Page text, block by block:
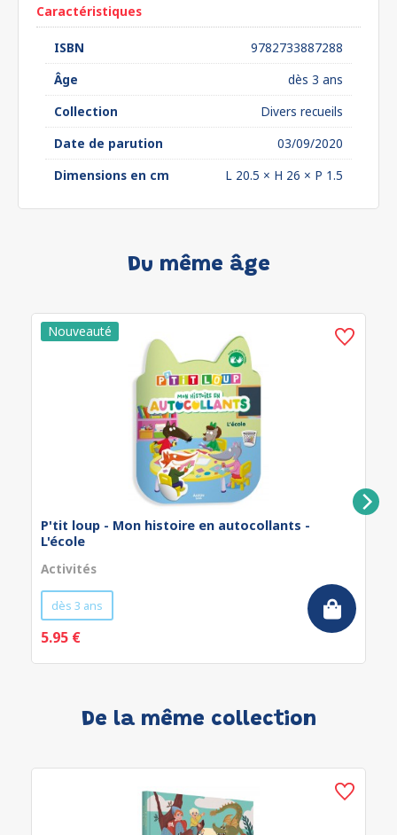
Caractéristiques
ISBN
9782733887288
Âge
dès 3 ans
Collection
Divers recueils
Date de parution
03/09/2020
Dimensions en cm
L 20.5 × H 26 × P 1.5
Du même âge
P'tit loup - Mon histoire en autocollants -
L'école
Activités
dès 3 ans
5.95 €
De la même collection